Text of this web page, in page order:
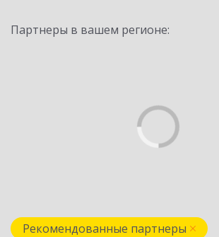
Партнеры в вашем регионе:
Рекомендованные партнеры